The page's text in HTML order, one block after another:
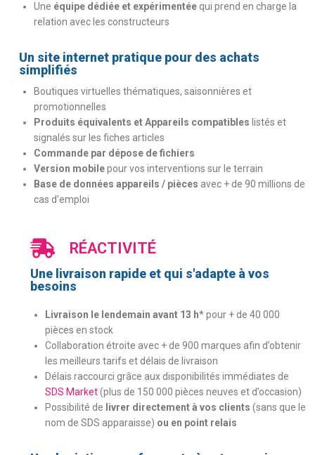
RÉACTIVITÉ
Une livraison rapide et qui s'adapte à vos
besoins
Livraison le lendemain avant 13 h* pour + de 40 000
pièces en stock
Collaboration étroite avec + de 900 marques afin d’obtenir
les meilleurs tarifs et délais de livraison
Délais raccourci grâce aux disponibilités immédiates de
SDS Market(plus de 150 000 pièces neuves et d’occasion)
Possibilité de livrer directement à vos clients (sans que le
nom de SDS apparaisse) ou en point relais
Une équipe dédiée et expérimentée qui prend en charge la
relation avec les constructeurs
Un site internet pratique pour des achats
simplifiés
Boutiques virtuelles thématiques, saisonnières et
promotionnelles
Produits équivalents et Appareils compatibles listés et
signalés sur les fiches articles
Commande par dépose de fichiers
Version mobilepour vos interventions sur le terrain
Base de données appareils / pièces avec + de 90 millions de
cas d’emploi